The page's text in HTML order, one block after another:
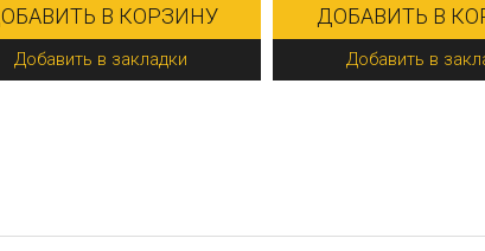
В КОРЗИНУ
Добавить в закладки
ДОБАВИТЬ В
Добавить в